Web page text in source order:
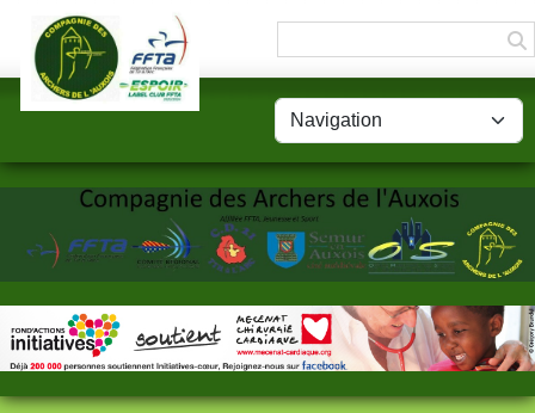
Panneau de gestion des cookies